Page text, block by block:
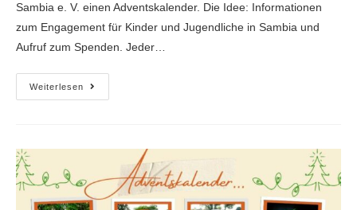
Sambia e. V. einen Adventskalender. Die Idee: Informationen
zum Engagement für Kinder und Jugendliche in Sambia und
Aufruf zum Spenden. Jeder…
Weiterlesen